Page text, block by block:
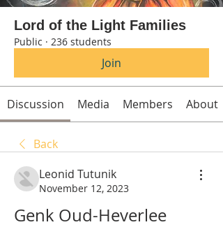
Lord of the Light Families
Public · 236 students
Join
Discussion Media Members About
Back
Leonid Tutunik
November 12, 2023
Genk Oud-Heverlee